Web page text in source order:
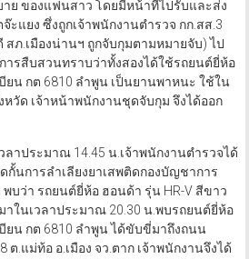
าย ของแฟนสาว โดยมีหน้าที่ไปรับและส่ง
ะแยง ซึ่งถูกเจ้าพนักงานตำรวจ กก.สส.3
สภ.เมืองน่านฯ ถูกจับกุมตามหมายจับ) ไป
ารสืบสวนทราบว่าทั้งสองได้ใช้รถยนต์ยี่ห้อ
ยน กต 6810 ลำพูน เป็นยานพาหนะ ใช้ใน
หวัด เจ้าหน้าพนักงานชุดจับกุม จึงได้ออก
ลาประมาณ 14.45 น.เจ้าพนักงานตำรวจได้
นการลำเลียงยาเสพติดกองบัญชาการ
บว่า รถยนต์ยี่ห้อ ฮอนด้า รุ่น HR-V สีขาว
าในเวลาประมาณ 20.30 น.พบรถยนต์ยี่ห้อ
ยน กต 6810 ลำพูน ได้ขับขี่มาถึงถนน
ต.แม่ท้อ อ.เมือง จว.ตาก เจ้าพนักงานจึงได้